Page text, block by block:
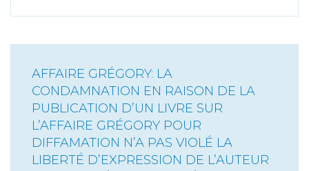
AFFAIRE GRÉGORY: LA
CONDAMNATION EN RAISON DE LA
PUBLICATION D’UN LIVRE SUR
L’AFFAIRE GRÉGORY POUR
DIFFAMATION N’A PAS VIOLÉ LA
LIBERTÉ D’EXPRESSION DE L’AUTEUR